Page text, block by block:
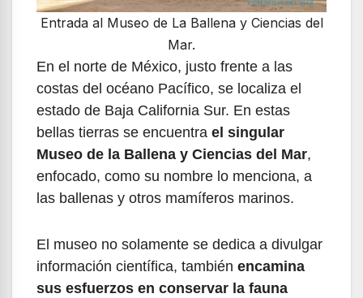
Entrada al Museo de La Ballena y Ciencias del
Mar.
En el norte de México, justo frente a las
costas del océano Pacífico, se localiza el
estado de Baja California Sur. En estas
bellas tierras se encuentra el singular
Museo de la Ballena y Ciencias del Mar,
enfocado, como su nombre lo menciona, a
las ballenas y otros mamíferos marinos.
El museo no solamente se dedica a divulgar
información científica, también encamina
sus esfuerzos en conservar la fauna